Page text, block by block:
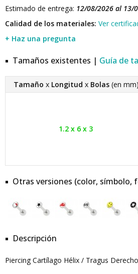
Estimado de entrega: 12/08/2026 al 13/
Calidad de los materiales: Ver
+ Haz una pregunta
Tamaños existentes | Guía de
Tamaño x Longitud x Bolas (en mm)
1.2 x 6 x 3
Otras versiones (color, símbolo,
Descripción
Piercing Cartílago Hélix / Tragus